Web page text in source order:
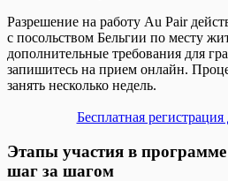
Разрешение на работу Au Pair
с посольством Бельгии по месту
дополнительные требования для
запишитесь на прием онлайн.
занять несколько недель.
Бесплатная
Этапы участия в
шаг за шагом